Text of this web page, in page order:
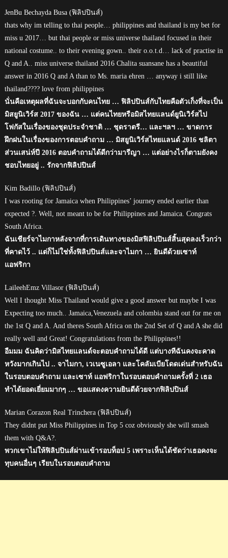
JenBu Bechayda Busa (ฟิลิปปินส์)
thats why im telling to thai people… philippines and thailand is my bet for
miss u 2017… but thai people or miss universe thailand focused in their
national costume.. to their evening gown.. their o.o.t.d… lack of practise in
Q and A.. miss universe thailand 2016 Chalita suansane has a beautiful
answer in 2016 Q and A than to Ms. maria ehren … anyway i still like
thailand???? love from philippines
นั่นคือเหตุผลที่ฉันจะบอกกับคนไทย … ฟิลิปปินส์กับไทยคือตัวเก็งที่จะเป็น
มิสยูนิเวิร์ส 2017 ของฉัน … แต่คนไทยหรือมิสไทยแลนด์ยูนิเวิร์สไป
โฟกัสในเรื่องของชุดประจำชาติ … ชุดราตรี… และฯลฯ … ขาดการ
ฝึกฝนในเรื่องของการตอบคำถาม … มิสยูนิเวิร์สไทยแลนด์ 2016 ชลิตา
ส่วนเสน่ห์ปี 2016 ตอบคำถามได้ดีกว่ามารีญา … แต่อย่างไรก็ตามยังคง
ชอบไทยอยู่ .. รักจากฟิลิปปินส์
Kim Badillo (ฟิลิปปินส์)
I was rooting for Jamaica when Philippines’ journey ended earlier than
expected ?. Well, not meant to be for Philippines and Jamaica. Congrats
South Africa.
ฉันเชียร์จาไมกาหลังจากที่การเดินทางของมิสฟิลิปปินส์สิ้นสุดลงเร็วกว่า
ที่คาดไว้ .. แต่ก็ไม่ใช่ทั้งฟิลิปปินส์และจาไมกา … ยินดีด้วยเซาท์
แอฟริกา
LaileehEmz Villasor (ฟิลิปปินส์)
Well I thought Miss Thailand would give a good answer but maybe I was
Expecting too much.. Jamaica,Venezuela and colombia stand out for me on
the 1st Q and A. And theres South Africa on the 2nd Set of Q and A she did
really well and Great! Congratulations from the Philippines!!
อืมมม ฉันคิดว่ามิสไทยแลนด์จะตอบคำถามได้ดี แต่บางทีฉันคงจะคาด
หวังมากเกินไป .. จาไมกา, เวเนซูเอลา และโคลัมเบียโดดเด่นสำหรับฉัน
ในรอบตอบคำถาม และเซาท์ แอฟริกาในรอบตอบคำถามครั้งที่ 2 เธอ
ทำได้ยอดเยี่ยมมากๆ … ขอแสดงความยินดีด้วยจากฟิลิปปินส์
Marian Corazon Real Trinchera (ฟิลิปปินส์)
They didnt put Miss Philippines in Top 5 coz obviously she will smash
them with Q&A?.
พวกเขาไม่ให้ฟิลิปปินส์ผ่านเข้ารอบท็อป 5 เพราะเห็นได้ชัดว่าเธอคงจะ
ทุบคนอื่นๆ เรียบในรอบตอบคำถาม